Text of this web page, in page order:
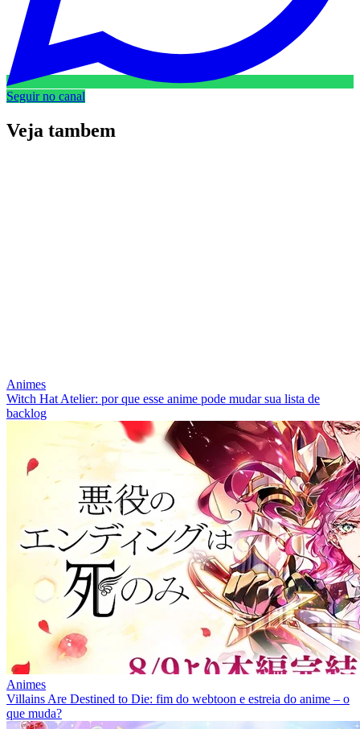
Seguir no canal
Veja tambem
Animes
Witch Hat Atelier: por que esse anime pode mudar sua lista de
backlog
Animes
Villains Are Destined to Die: fim do webtoon e estreia do anime – o
que muda?